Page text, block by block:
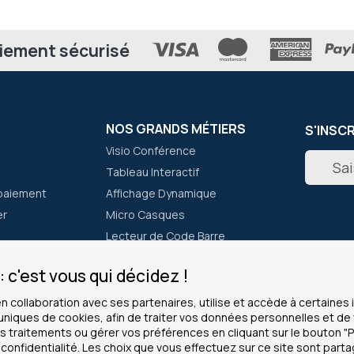
c'est vous qui décidez !
collaboration avec ses partenaires, utilise et accède à
de cookies, afin de traiter vos données personnelles et
traitements ou gérer vos préférences en cliquant sur le bouton
Les choix que vous effectuez sur ce site sont
sécurisé
NOS GRANDS MÉTIERS
Visio Conférence
Tableau Interactif
Affichage Dynamique
Micro Casques
Lecteur de Code Barre
?
CLIENTS PROS
Service grands comptes
Modes de paiement
notre
INFOS
Cookies